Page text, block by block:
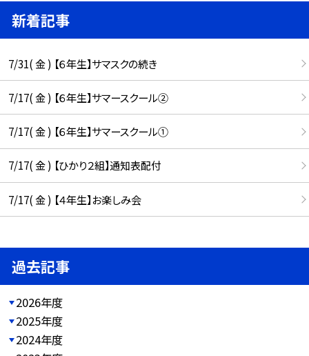
新着記事
7/31( 金 ) 【６年生】サマスクの続き
7/17( 金 ) 【６年生】サマースクール②
7/17( 金 ) 【６年生】サマースクール①
7/17( 金 ) 【ひかり２組】通知表配付
7/17( 金 ) 【４年生】お楽しみ会
過去記事
2026年度
2025年度
2024年度